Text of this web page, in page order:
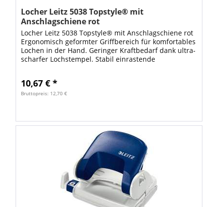
Locher Leitz 5038 Topstyle® mit
Anschlagschiene rot
Locher Leitz 5038 Topstyle® mit Anschlagschiene rot
Ergonomisch geformter Griffbereich für komfortables
Lochen in der Hand. Geringer Kraftbedarf dank ultra-
scharfer Lochstempel. Stabil einrastende
10,67 € *
Bruttopreis: 12,70 €